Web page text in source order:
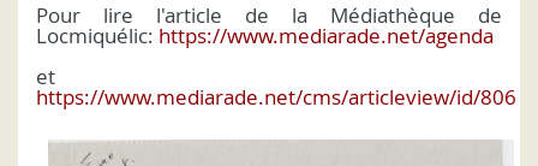
Pour lire l'article de la Médiathèque de
Locmiquélic: https://www.mediarade.net/agenda
et
https://www.mediarade.net/cms/articleview/id/806